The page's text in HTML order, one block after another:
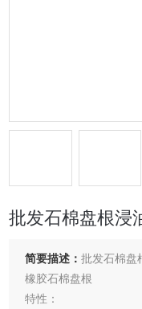
批发石棉盘根浸
简要描述：批发石棉盘
橡胶石棉盘根
特性：